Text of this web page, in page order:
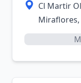
Cl Martir
Miraflores,